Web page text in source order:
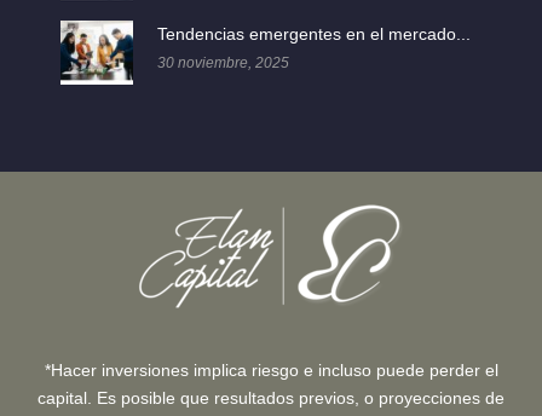
Tendencias emergentes en el mercado...
30 noviembre, 2025
*Hacer inversiones implica riesgo e incluso puede perder el
capital. Es posible que resultados previos, o proyecciones de